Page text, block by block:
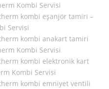
Kombi Servisi
kombi eşanjör tamiri –
Servisi
kombi anakart tamiri
Kombi Servisi
kombi elektronik kart
Kombi Servisi
kombi emniyet ventili